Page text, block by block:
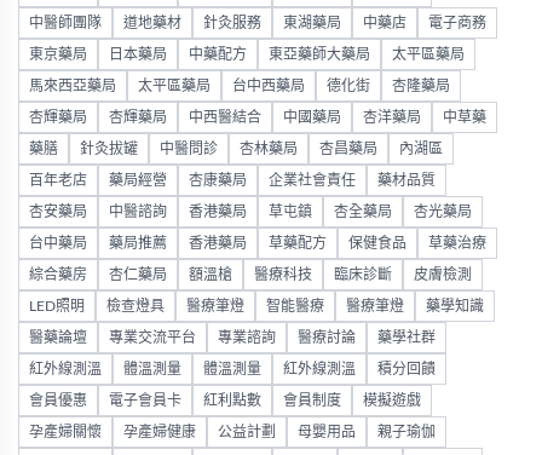
中醫師團隊 道地藥材 針灸服務 東湖藥局 中藥店 電子商務
東京藥局 日本藥局 中藥配方 東亞藥師大藥局 太平區藥局
馬來西亞藥局 太平區藥局 台中西藥局 德化街 杏隆藥局
杏輝藥局 杏輝藥局 中西醫結合 中國藥局 杏洋藥局 中草藥
藥膳 針灸拔罐 中醫問診 杏林藥局 杏昌藥局 內湖區
百年老店 藥局經營 杏康藥局 企業社會責任 藥材品質
杏安藥局 中醫諮詢 香港藥局 草屯鎮 杏全藥局 杏光藥局
台中藥局 藥局推薦 香港藥局 草藥配方 保健食品 草藥治療
綜合藥房 杏仁藥局 額溫槍 醫療科技 臨床診斷 皮膚檢測
LED照明 檢查燈具 醫療筆燈 智能醫療 醫療筆燈 藥學知識
醫藥論壇 專業交流平台 專業諮詢 醫療討論 藥學社群
紅外線測溫 體溫測量 體溫測量 紅外線測溫 積分回饋
會員優惠 電子會員卡 紅利點數 會員制度 模擬遊戲
孕產婦關懷 孕產婦健康 公益計劃 母嬰用品 親子瑜伽